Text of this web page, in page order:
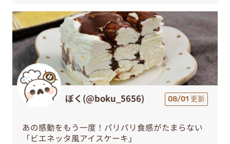
ぼく(@boku_5656) 08/01 更新
あの感動をもう一度！パリパリ食感がたまらない
「ビエネッタ風アイスケーキ」